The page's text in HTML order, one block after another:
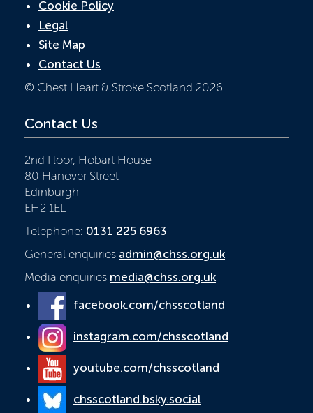
Cookie Policy
Legal
Site Map
Contact Us
© Chest Heart & Stroke Scotland 2026
Contact Us
2nd Floor, Hobart House
80 Hanover Street
Edinburgh
EH2 1EL
Telephone: 0131 225 6963
General enquiries admin@chss.org.uk
Media enquiries media@chss.org.uk
facebook.com/chsscotland
instagram.com/chsscotland
youtube.com/chsscotland
chsscotland.bsky.social